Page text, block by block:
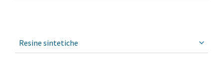
Resine sintetiche